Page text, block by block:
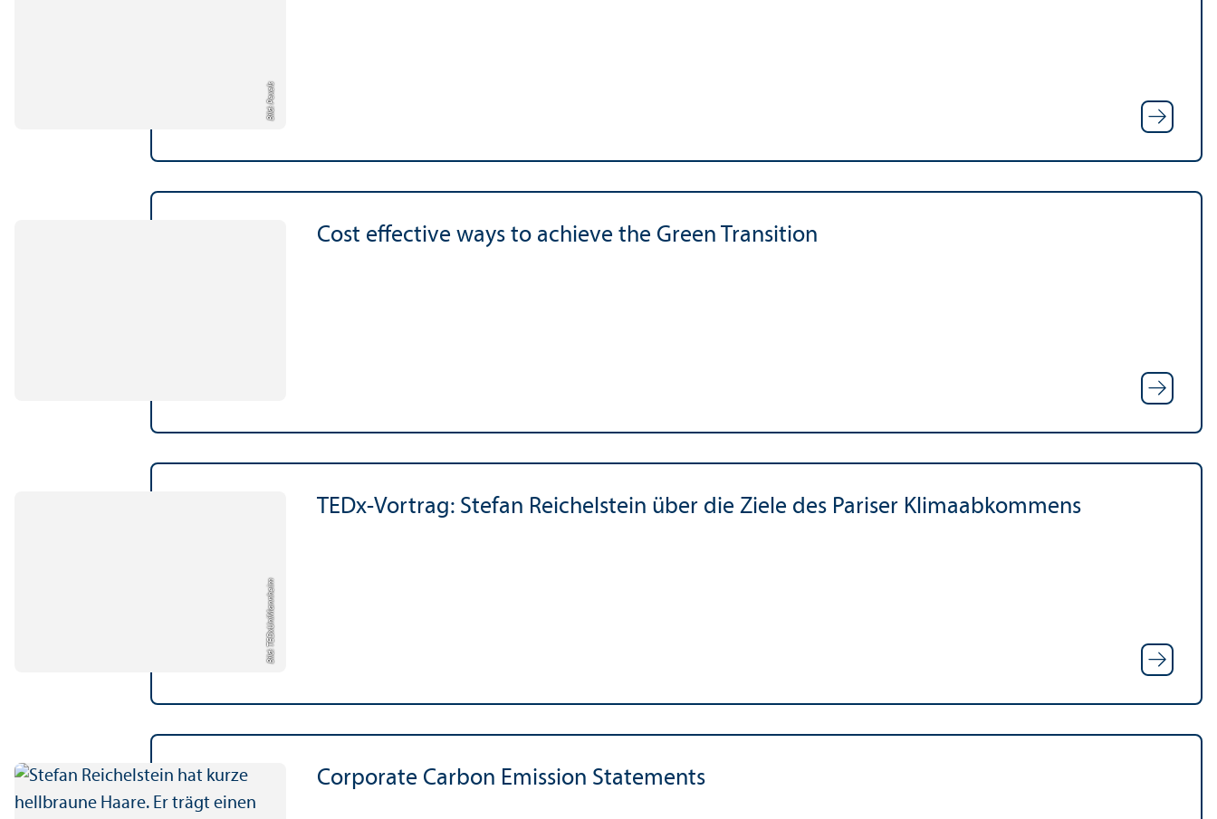
Bild: Pexels
Cost effective ways to achieve the Green Trans­ition
Bild: TEDxUniMannheim
TEDx-Vortrag: Stefan Reichelstein über die Ziele des Pariser Klimaabkommens
Corporate Carbon Emission Statements